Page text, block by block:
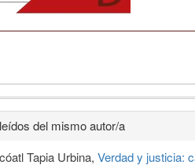
del mismo autor/a
Tapia Urbina, Verdad y justicia: